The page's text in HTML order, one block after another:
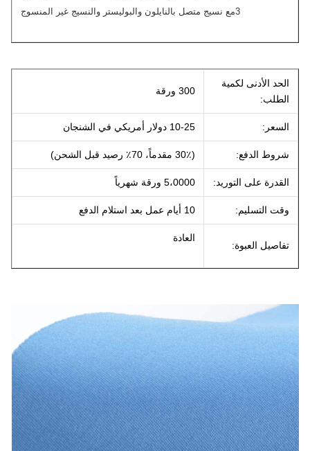
3مع نسيج متصل بالنايلون والبوليستر والنسيج غير المنسوج
الحد الأدنى لكمية
الطلب:
300 ورقة
السعر: 10-25 دولار أمريكي في الشنجان
شروط الدفع: (30٪ مقدماً، 70٪ رصيد قبل الشحن)
القدرة على التوريد: 5،0000 ورقة شهرياً
وقت التسليم: 10 أيام عمل بعد استلام الدفع
تفاصيل العبوة:
العادة